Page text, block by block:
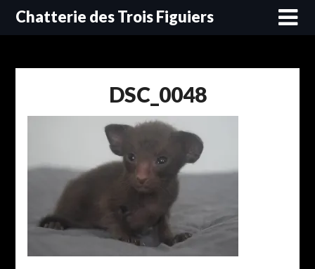
SkipChatterie des Trois Figuiers
DSC_0048